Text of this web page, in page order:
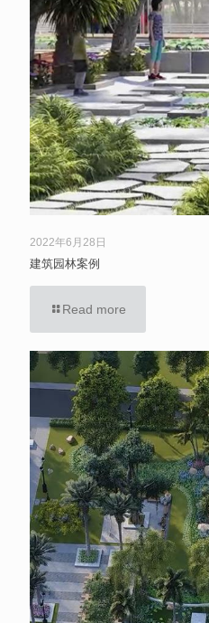
2022年6月28日
建筑园林案例
Read more